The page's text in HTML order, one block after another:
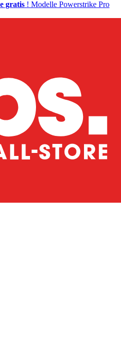
gratis ! Modelle Powerstrike Pro